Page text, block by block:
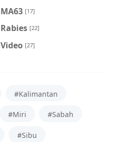
MA63 [17]
Rabies [22]
Video [27]
#Kalimantan
#Miri #Sabah
#Sibu